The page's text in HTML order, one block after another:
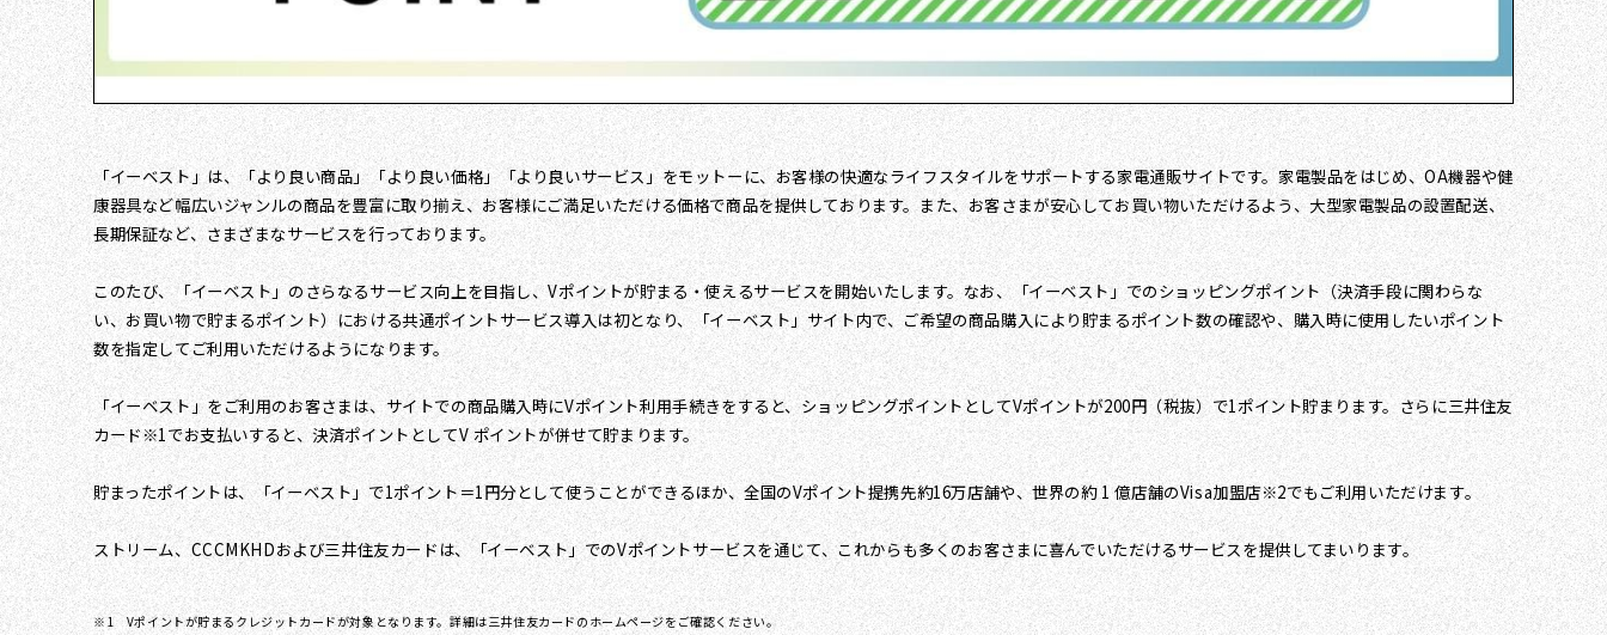
「イーベスト」は、「より良い商品」「より良い価格」「より良いサービス」をモットーに、お客様の快適なライフスタイルをサポートする家電通販サイトです。家電製品をはじめ、OA機器や健
康器具など幅広いジャンルの商品を豊富に取り揃え、お客様にご満足いただける価格で商品を提供しております。また、お客さまが安心してお買い物いただけるよう、大型家電製品の設置配送、
長期保証など、さまざまなサービスを行っております。
このたび、「イーベスト」のさらなるサービス向上を目指し、Vポイントが貯まる・使えるサービスを開始いたします。なお、「イーベスト」でのショッピングポイント（決済手段に関わらな
い、お買い物で貯まるポイント）における共通ポイントサービス導入は初となり、「イーベスト」サイト内で、ご希望の商品購入により貯まるポイント数の確認や、購入時に使用したいポイント
数を指定してご利用いただけるようになります。
「イーベスト」をご利用のお客さまは、サイトでの商品購入時にVポイント利用手続きをすると、ショッピングポイントとしてVポイントが200円（税抜）で1ポイント貯まります。さらに三井住友
カード※1でお支払いすると、決済ポイントとしてV ポイントが併せて貯まります。
貯まったポイントは、「イーベスト」で1ポイント＝1円分として使うことができるほか、全国のVポイント提携先約16万店舗や、世界の約 1 億店舗のVisa加盟店※2でもご利用いただけます。
ストリーム、CCCMKHDおよび三井住友カードは、「イーベスト」でのVポイントサービスを通じて、これからも多くのお客さまに喜んでいただけるサービスを提供してまいります。
※1 Vポイントが貯まるクレジットカードが対象となります。詳細は三井住友カードのホームページをご確認ください。